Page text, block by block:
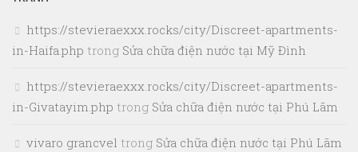
https://stevieraexxx.rocks/city/Discreet-apartments-
in-Haifa.php trong Sửa chữa điện nước tại Mỹ Đình
https://stevieraexxx.rocks/city/Discreet-apartments-
in-Givatayim.php trong Sửa chữa điện nước tại Phú Lãm
vivaro grancvel trong Sửa chữa điện nước tại Phú Lãm